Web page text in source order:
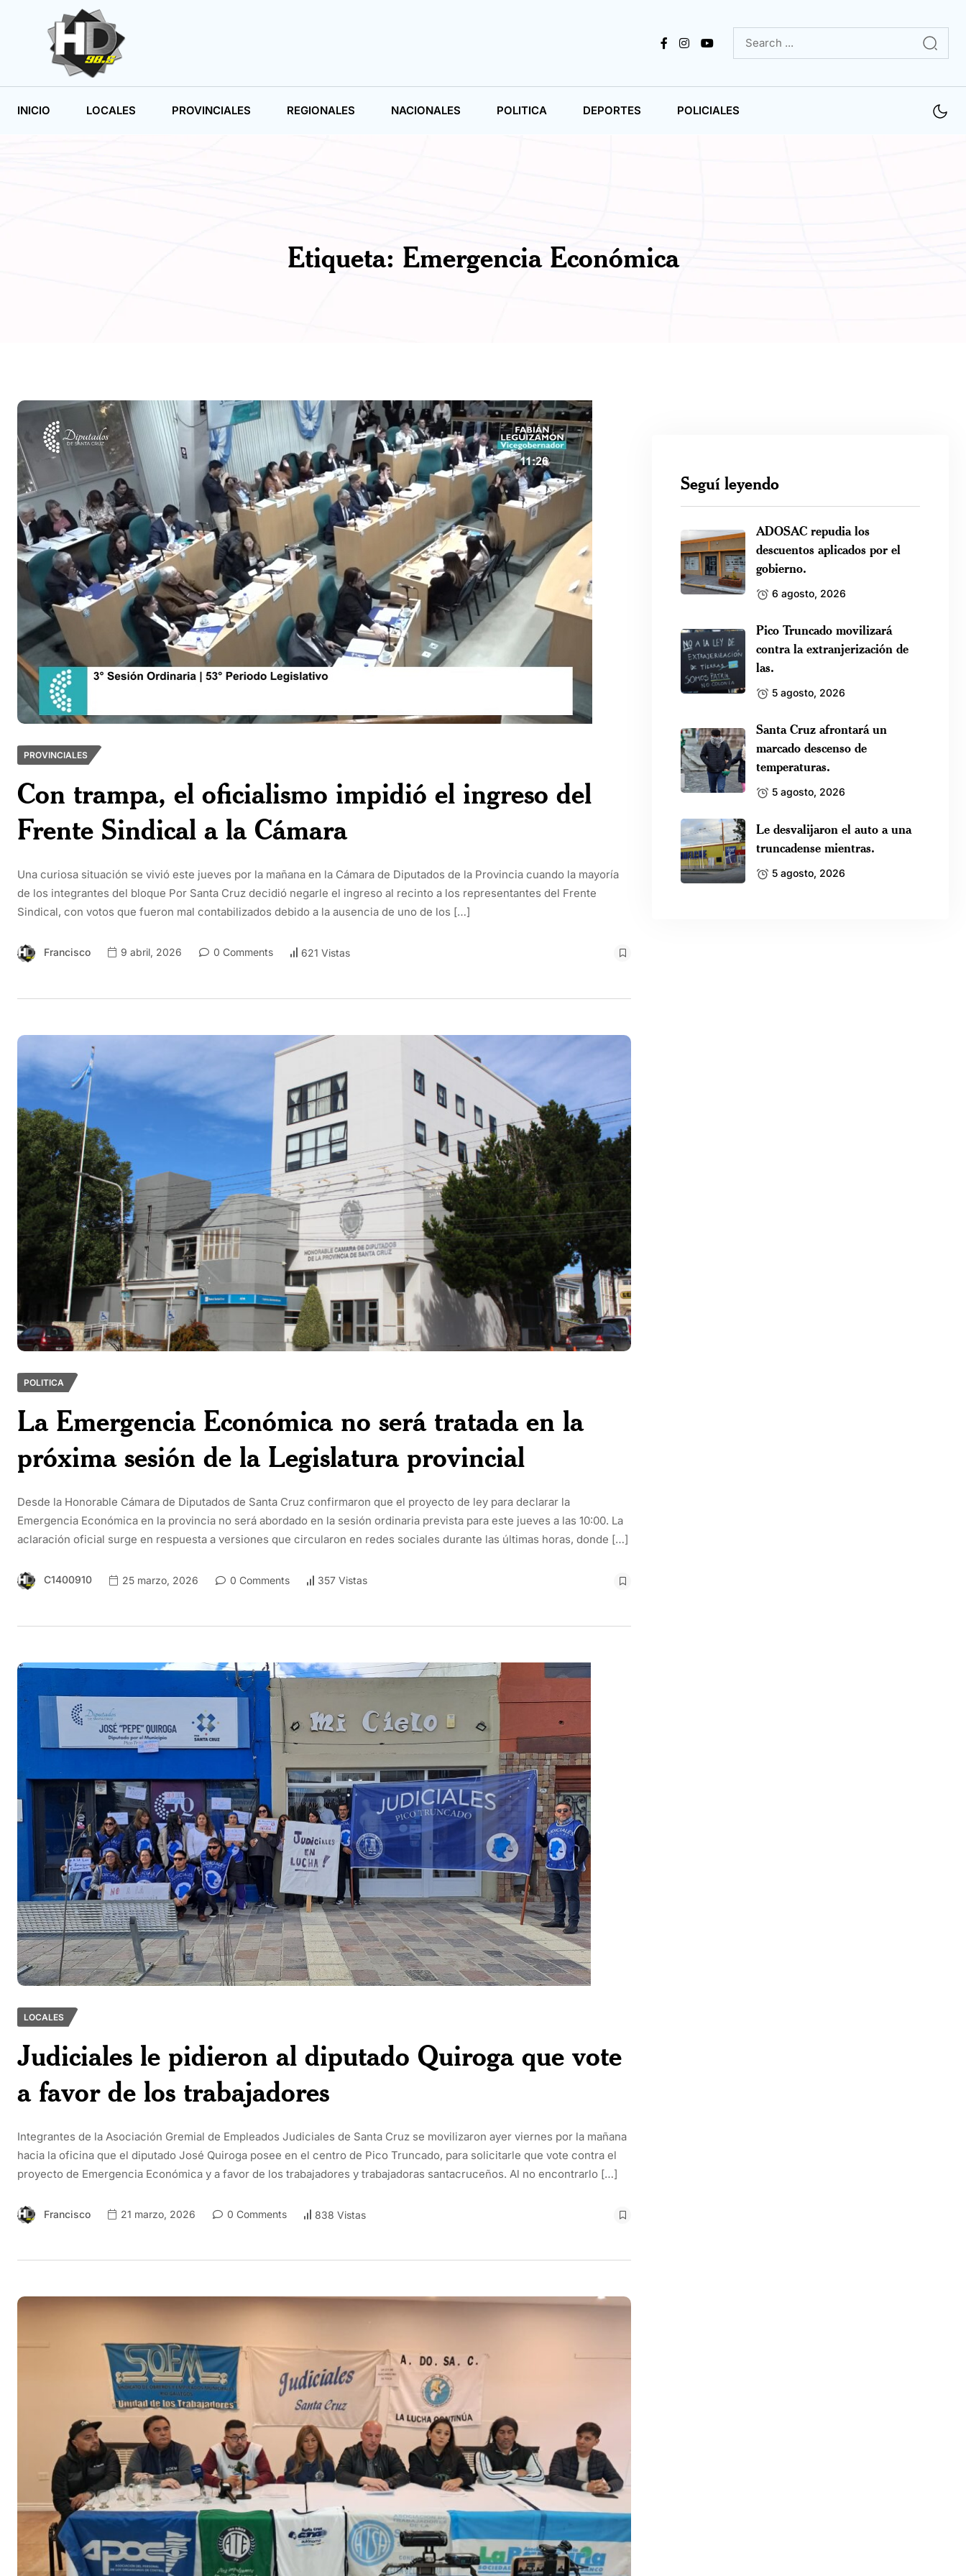
INICIO LOCALES PROVINCIALES REGIONALES NACIONALES POLITICA DEPORTES POLICIALES
Etiqueta: Emergencia Económica
PROVINCIALES
Con trampa, el oficialismo impidió el ingreso del
Frente Sindical a la Cámara
Una curiosa situación se vivió este jueves por la mañana en la Cámara de Diputados de la Provincia cuando la mayoría
de los integrantes del bloque Por Santa Cruz decidió negarle el ingreso al recinto a los representantes del Frente
Sindical, con votos que fueron mal contabilizados debido a la ausencia de uno de los […]
Francisco 9 abril, 2026 0 Comments 621 Vistas
POLITICA
La Emergencia Económica no será tratada en la
próxima sesión de la Legislatura provincial
Desde la Honorable Cámara de Diputados de Santa Cruz confirmaron que el proyecto de ley para declarar la
Emergencia Económica en la provincia no será abordado en la sesión ordinaria prevista para este jueves a las 10:00. La
aclaración oficial surge en respuesta a versiones que circularon en redes sociales durante las últimas horas, donde […]
C1400910 25 marzo, 2026 0 Comments 357 Vistas
LOCALES
Judiciales le pidieron al diputado Quiroga que vote
a favor de los trabajadores
Integrantes de la Asociación Gremial de Empleados Judiciales de Santa Cruz se movilizaron ayer viernes por la mañana
hacia la oficina que el diputado José Quiroga posee en el centro de Pico Truncado, para solicitarle que vote contra el
proyecto de Emergencia Económica y a favor de los trabajadores y trabajadoras santacruceños. Al no encontrarlo […]
Francisco 21 marzo, 2026 0 Comments 838 Vistas
Seguí leyendo
ADOSAC repudia los
descuentos aplicados por el
gobierno.
6 agosto, 2026
Pico Truncado movilizará
contra la extranjerización de
las.
5 agosto, 2026
Santa Cruz afrontará un
marcado descenso de
temperaturas.
5 agosto, 2026
Le desvalijaron el auto a una
truncadense mientras.
5 agosto, 2026